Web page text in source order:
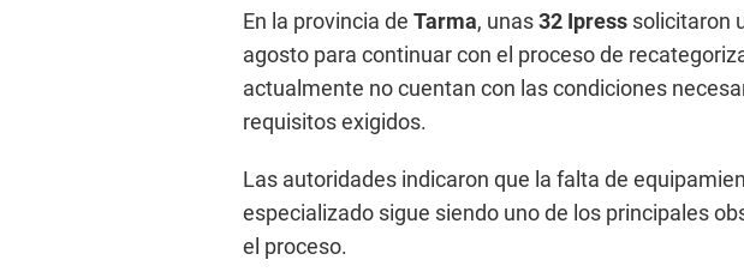
En la provincia de Tarma, unas32 Ipress solicitaron
agosto para continuar con el proceso de
actualmente no cuentan con las condiciones
requisitos exigidos.
Las autoridades indicaron que la falta de
especializado sigue siendo uno de los principales
el proceso.